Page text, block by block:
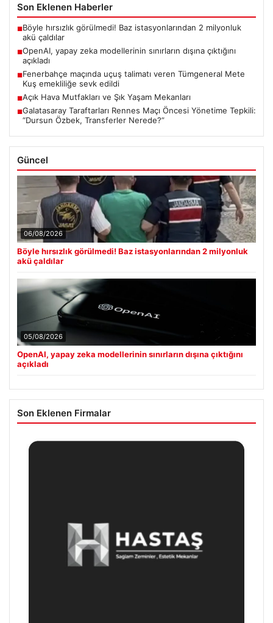
Son Eklenen Haberler
■Böyle hırsızlık görülmedi! Baz istasyonlarından 2 milyonluk
akü çaldılar
■OpenAI, yapay zeka modellerinin sınırların dışına çıktığını
açıkladı
■Fenerbahçe maçında uçuş talimatı veren Tümgeneral Mete
Kuş emekliliğe sevk edildi
■Açık Hava Mutfakları ve Şık Yaşam Mekanları
■Galatasaray Taraftarları Rennes Maçı Öncesi Yönetime Tepkili:
“Dursun Özbek, Transferler Nerede?”
Güncel
06/08/2026
Böyle hırsızlık görülmedi! Baz istasyonlarından 2 milyonluk
akü çaldılar
05/08/2026
OpenAI, yapay zeka modellerinin sınırların dışına çıktığını
açıkladı
Son Eklenen Firmalar